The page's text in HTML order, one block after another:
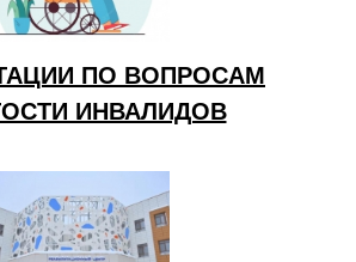
ПО ВОПРОСАМ
ИНВАЛИДОВ